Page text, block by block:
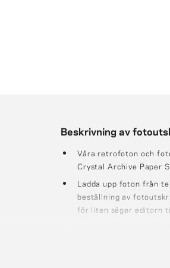
Beskrivning av
Våra retrofoton och
Crystal Archive Paper
Ladda upp foton från
beställning av
för liten säger editorn
När du beställer kan